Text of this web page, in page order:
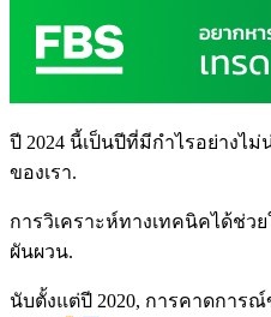
ปี 2024 นี้เป็นปีที่มีกำไรอย่างไ
ของเรา.
การวิเคราะห์ทางเทคนิคได้ช่ว
ผันผวน.
นับตั้งแต่ปี 2020, การคาดการ